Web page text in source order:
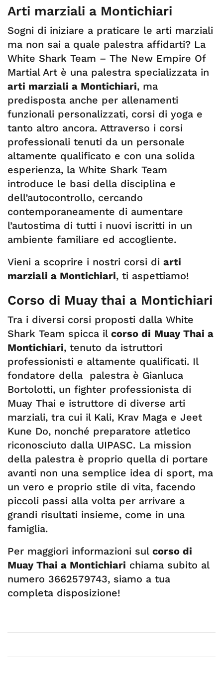
Arti marziali a Montichiari
Sogni di iniziare a praticare le arti marziali
ma non sai a quale palestra affidarti? La
White Shark Team – The New Empire Of
Martial Art è una palestra specializzata in
arti marziali a Montichiari, ma
predisposta anche per allenamenti
funzionali personalizzati, corsi di yoga e
tanto altro ancora. Attraverso i corsi
professionali tenuti da un personale
altamente qualificato e con una solida
esperienza, la White Shark Team
introduce le basi della disciplina e
dell’autocontrollo, cercando
contemporaneamente di aumentare
l’autostima di tutti i nuovi iscritti in un
ambiente familiare ed accogliente.
Vieni a scoprire i nostri corsi di arti
marziali a Montichiari, ti aspettiamo!
Corso di Muay thai a Montichiari
Tra i diversi corsi proposti dalla White
Shark Team spicca il corso di Muay Thai a
Montichiari, tenuto da istruttori
professionisti e altamente qualificati. Il
fondatore della palestra è Gianluca
Bortolotti, un fighter professionista di
Muay Thai e istruttore di diverse arti
marziali, tra cui il Kali, Krav Maga e Jeet
Kune Do, nonché preparatore atletico
riconosciuto dalla UIPASC. La mission
della palestra è proprio quella di portare
avanti non una semplice idea di sport, ma
un vero e proprio stile di vita, facendo
piccoli passi alla volta per arrivare a
grandi risultati insieme, come in una
famiglia.
Per maggiori informazioni sul corso di
Muay Thai a Montichiari chiama subito al
numero 3662579743, siamo a tua
completa disposizione!